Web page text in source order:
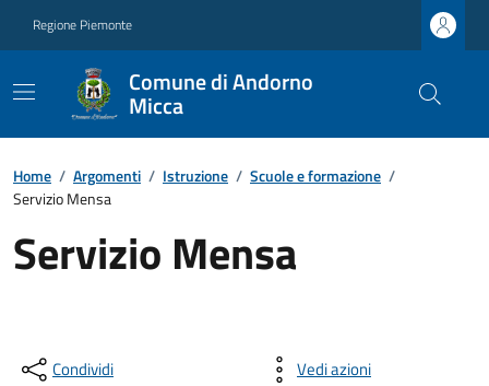
Regione Piemonte
Comune di Andorno
Micca
Home / Argomenti / Istruzione / Scuole e formazione /
Servizio Mensa
Servizio Mensa
Condividi Vedi azioni